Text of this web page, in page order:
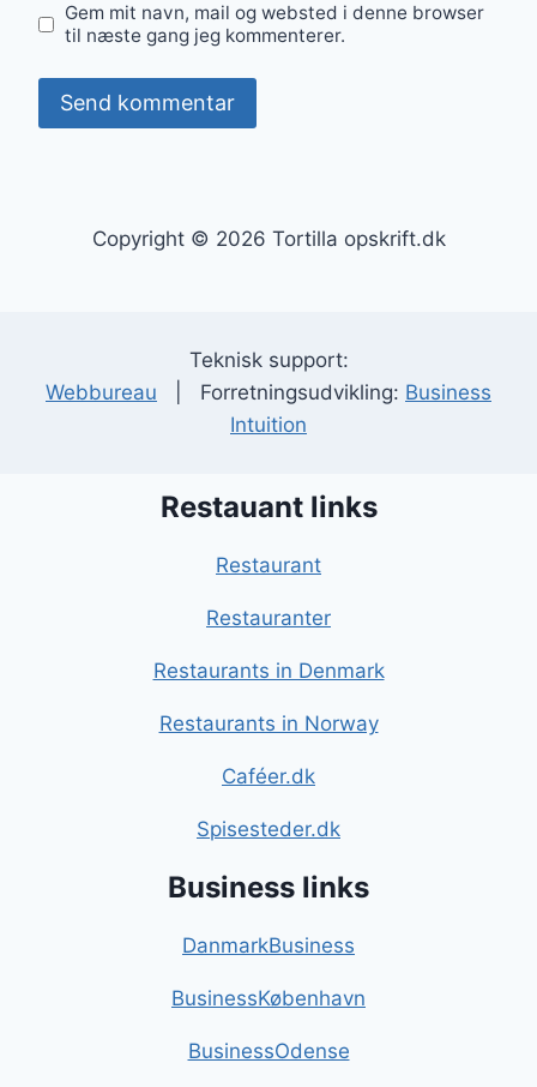
Gem mit navn, mail og websted i denne browser
til næste gang jeg kommenterer.
Copyright © 2026 Tortilla opskrift.dk
Teknisk support:
Webbureau | Forretningsudvikling: Business
Intuition
Restauant links
Restaurant
Restauranter
Restaurants in Denmark
Restaurants in Norway
Caféer.dk
Spisesteder.dk
Business links
DanmarkBusiness
BusinessKøbenhavn
BusinessOdense